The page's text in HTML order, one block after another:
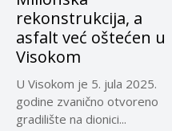
rekonstrukcija, a
asfalt već oštećen u
Visokom
U Visokom je 5. jula 2025.
godine zvanično otvoreno
gradilište na dionici...